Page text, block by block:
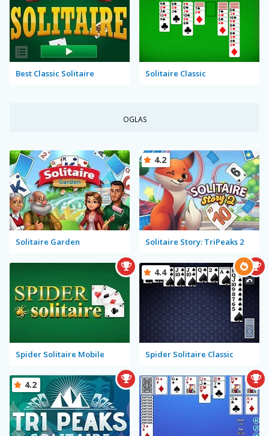
Best Classic Solitaire Solitaire Classic
OGLAS
Solitaire Garden Solitaire Story: TriPeaks 2
4.2
Spider Solitaire Mobile Spider Solitaire Classic
4.4
4.2